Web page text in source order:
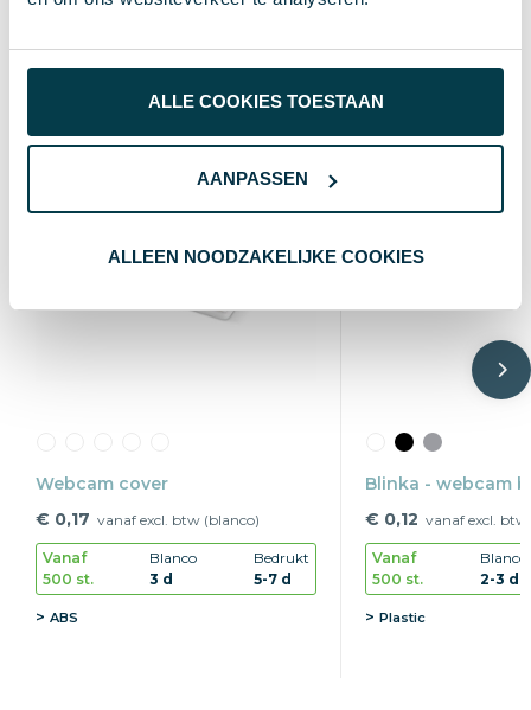
ALLE COOKIES TOESTAAN
AANPASSEN
ALLEEN NOODZAKELIJKE COOKIES
Wat anderen bekijken
Webcam cover
€ 0,17 vanaf excl. btw (blanco)
Vanaf
500 st.
Blanco
3 d
Bedrukt
5-7 d
ABS
Blinka - webcam
€ 0,12 vanaf excl.
Vanaf
500 st.
Blanco
2-3 d
Plastic